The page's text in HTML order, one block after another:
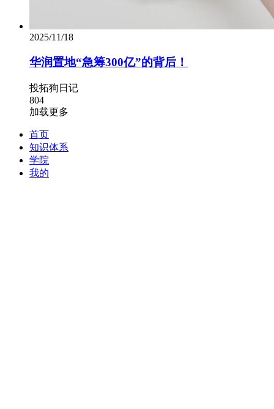
2025/11/18
华润置地“急筹300亿”的背后！
投拓狗日记
804
加载更多
首页
知识体系
学院
我的